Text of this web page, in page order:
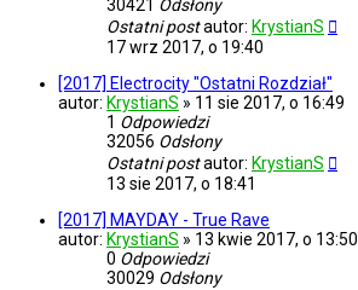
30421 Odsłony
Ostatni postautor: KrystianS
17 wrz 2017, o 19:40
[2017] Electrocity "Ostatni Rozdział"
autor: KrystianS » 11 sie 2017, o 16:49
1 Odpowiedzi
32056 Odsłony
Ostatni postautor: KrystianS
13 sie 2017, o 18:41
[2017] MAYDAY - True Rave
autor: KrystianS » 13 kwie 2017, o 13:50
0 Odpowiedzi
30029 Odsłony